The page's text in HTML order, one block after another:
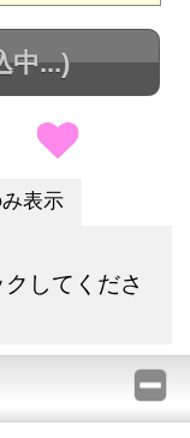
中...)
表示
してくださ